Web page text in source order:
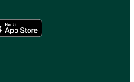
Android app